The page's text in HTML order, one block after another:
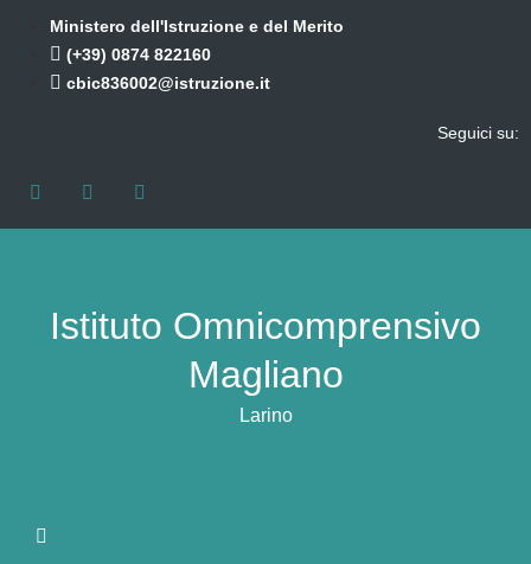
Ministero dell'Istruzione e del Merito
(+39) 0874 822160
cbic836002@istruzione.it
Seguici su:
Istituto Omnicomprensivo
Magliano
Larino